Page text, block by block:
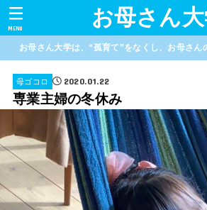
お母さん
MENU
お母さん大学は、“孤育て”をなくし、お母さん
母ゴコロ 2020.01.22
専業主婦の冬休み